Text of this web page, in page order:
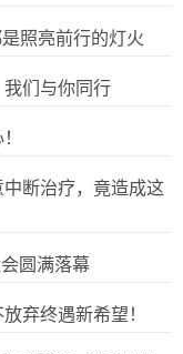
照亮前行的灯火
们与你同行
中断治疗，竟造成这
圆满落幕
弃终遇新希望！